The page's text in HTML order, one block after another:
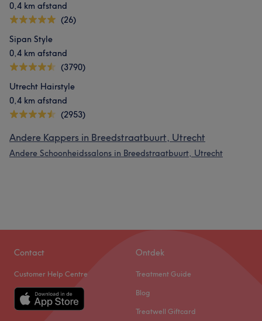
0,4 km afstand
(26)
Sipan Style
0,4 km afstand
(3790)
Utrecht Hairstyle
0,4 km afstand
(2953)
Andere Kappers in Breedstraatbuurt, Utrecht
Andere Schoonheidssalons in Breedstraatbuurt, Utrecht
Contact
Customer Help Centre
Ontdek
Treatment Guide
Blog
Treatwell Giftcard